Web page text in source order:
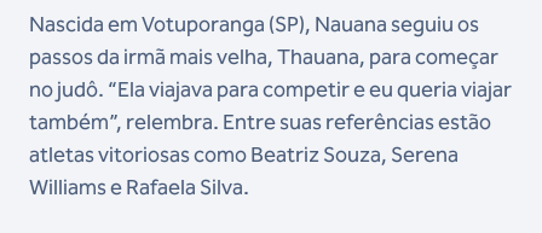
Nascida em Votuporanga (SP), Nauana seguiu os
passos da irmã mais velha, Thauana, para começar
no judô. “Ela viajava para competir e eu queria viajar
também”, relembra. Entre suas referências estão
atletas vitoriosas como Beatriz Souza, Serena
Williams e Rafaela Silva.